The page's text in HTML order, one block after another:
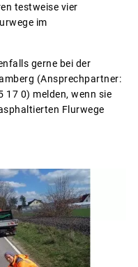
testweise vier
im
gerne bei der
(Ansprechpartner:
17 0) melden, wenn sie
Flurwege